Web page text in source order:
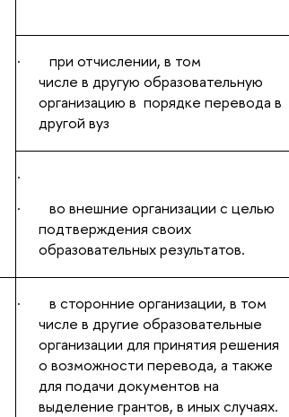
· при отчислении, в том
числе в другую образовательную
организацию в порядке перевода в
другой вуз
·
· во внешние организации с целью
подтверждения своих
образовательных результатов.
· в сторонние организации, в том
числе в другие образовательные
организации для принятия решения
о возможности перевода, а также
для подачи документов на
выделение грантов, в иных случаях.